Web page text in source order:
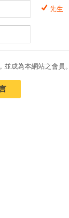
先生
，並成為本網站之會員。